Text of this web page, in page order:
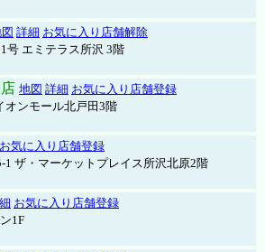
詳細 お気に入り店舗解除
号 エミテラス所沢 3階
地図 詳細 お気に入り店舗登録
ンモール北戸田3階
お気に入り店舗登録
1 ザ・マーケットプレイス所沢北原2階
お気に入り店舗登録
1F